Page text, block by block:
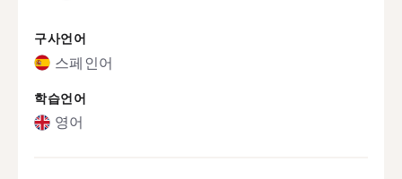
구사언어
스페인어
학습언어
영어